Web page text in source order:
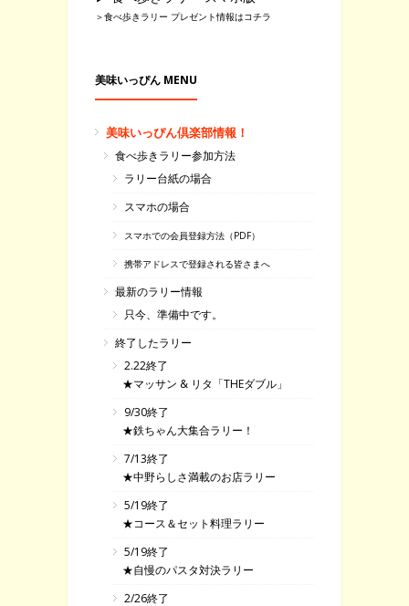
＞食べ歩きラリー プレゼント情報はコチラ
美味いっぴん MENU
美味いっぴん倶楽部情報！
食べ歩きラリー参加方法
ラリー台紙の場合
スマホの場合
スマホでの会員登録方法（PDF）
携帯アドレスで登録される皆さまへ
最新のラリー情報
只今、準備中です。
終了したラリー
2.22終了
★マッサン & リタ「THEダブル」
9/30終了
★鉄ちゃん大集合ラリー！
7/13終了
★中野らしさ満載のお店ラリー
5/19終了
★コース＆セット料理ラリー
5/19終了
★自慢のパスタ対決ラリー
2/26終了